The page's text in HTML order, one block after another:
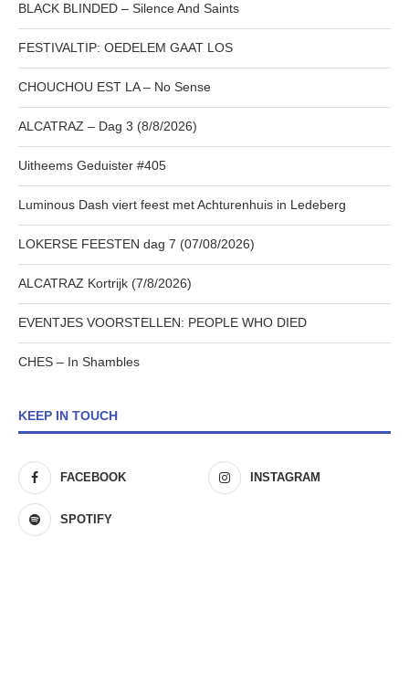
BLACK BLINDED – Silence And Saints
FESTIVALTIP: OEDELEM GAAT LOS
CHOUCHOU EST LA – No Sense
ALCATRAZ – Dag 3 (8/8/2026)
Uitheems Geduister #405
Luminous Dash viert feest met Achturenhuis in Ledeberg
LOKERSE FEESTEN dag 7 (07/08/2026)
ALCATRAZ Kortrijk (7/8/2026)
EVENTJES VOORSTELLEN: PEOPLE WHO DIED
CHES – In Shambles
KEEP IN TOUCH
FACEBOOK INSTAGRAM
SPOTIFY